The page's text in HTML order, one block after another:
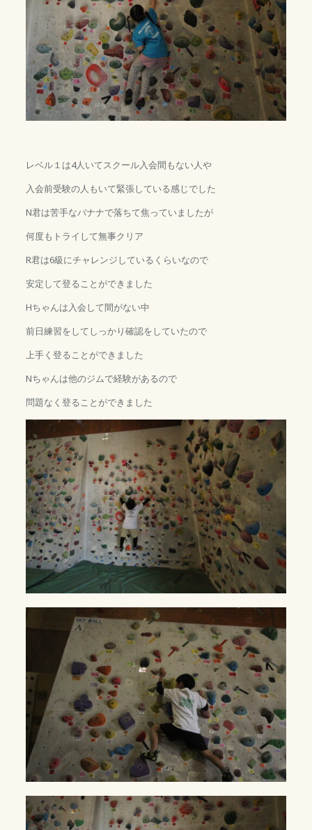
レベル１は4人いてスクール入会間もない人や
入会前受験の人もいて緊張している感じでした
N君は苦手なバナナで落ちて焦っていましたが
何度もトライして無事クリア
R君は6級にチャレンジしているくらいなので
安定して登ることができました
Hちゃんは入会して間がない中
前日練習をしてしっかり確認をしていたので
上手く登ることができました
Nちゃんは他のジムで経験があるので
問題なく登ることができました